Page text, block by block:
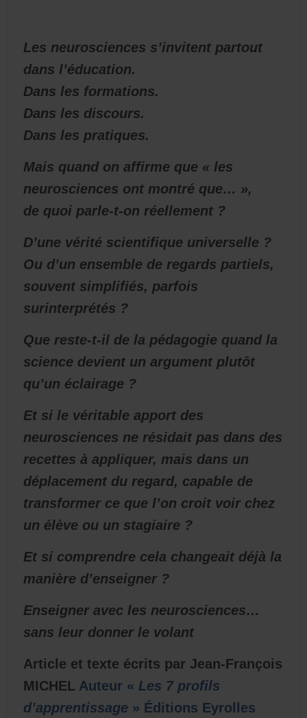
Les neurosciences s’invitent partout
dans l’éducation.
Dans les formations.
Dans les discours.
Dans les pratiques.
Mais quand on affirme que « les
neurosciences ont montré que… »,
de quoi parle-t-on réellement ?
D’une vérité scientifique universelle ?
Ou d’un ensemble de regards partiels,
souvent simplifiés, parfois
surinterprétés ?
Que reste-t-il de la pédagogie quand la
science devient un argument plutôt
qu’un éclairage ?
Et si le véritable apport des
neurosciences ne résidait pas dans des
recettes à appliquer, mais dans un
déplacement du regard, capable de
transformer ce que l’on croit voir chez
un élève ou un stagiaire ?
Et si comprendre cela changeait déjà la
manière d’enseigner ?
Enseigner avec les neurosciences…
sans leur donner le volant
Article et texte écrits par Jean-François
MICHEL Auteur « Les 7 profils
d’apprentissage » Éditions Eyrolles